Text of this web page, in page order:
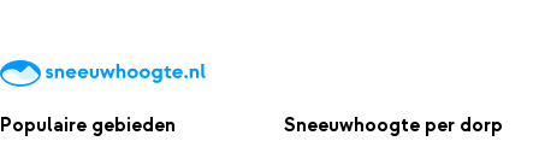
Populaire gebieden Sneeuwhoogte per dorp